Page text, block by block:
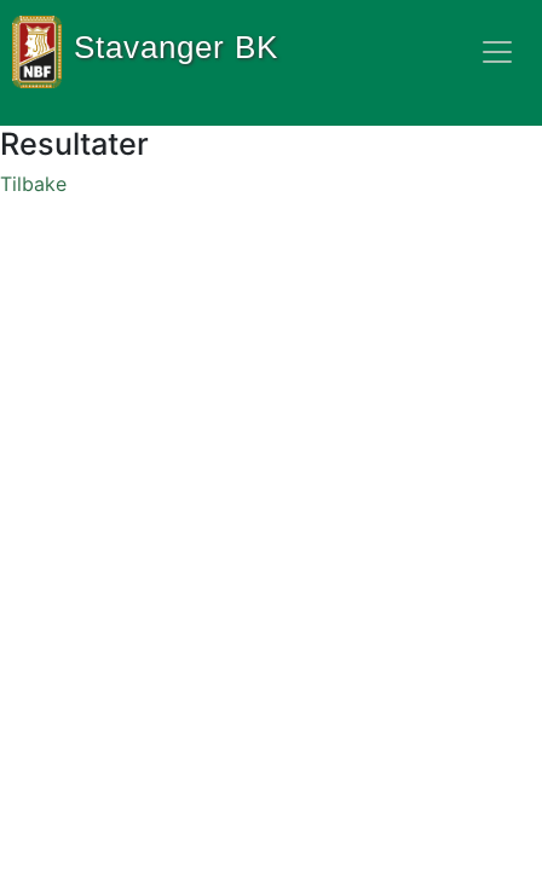
Stavanger BK
Resultater
Tilbake